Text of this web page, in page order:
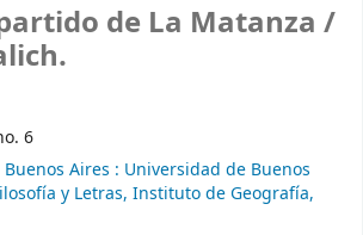
de La Matanza /
6
Buenos Aires : Universidad de Buenos
y Letras, Instituto de Geografía,